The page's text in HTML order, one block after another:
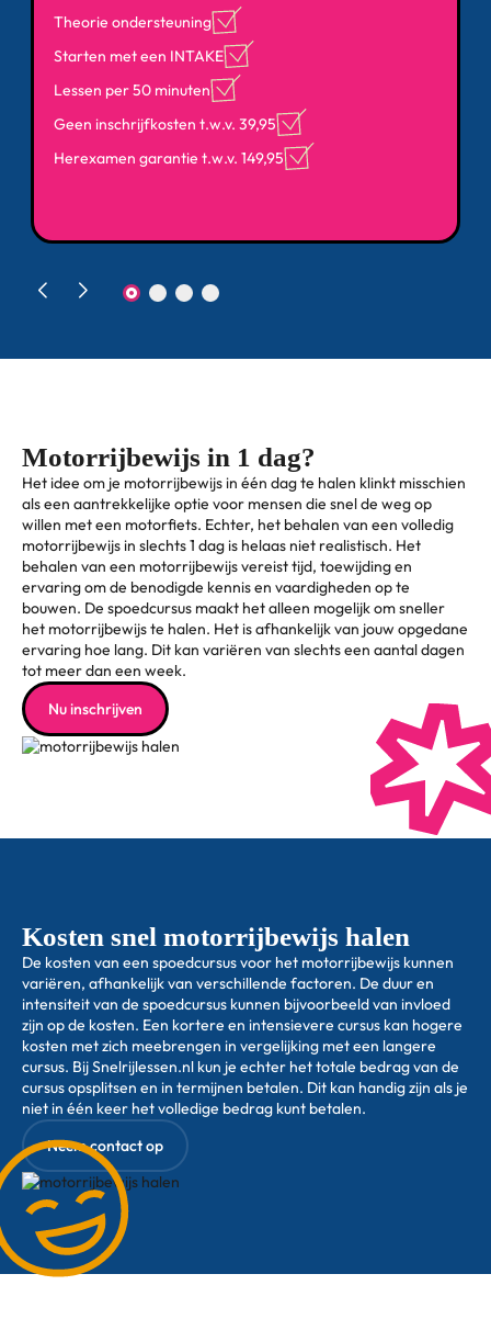
Theorie ondersteuning
Starten met een INTAKE
Lessen per 50 minuten
Geen inschrijfkosten t.w.v. 39,95
Herexamen garantie t.w.v. 149,95
Motorrijbewijs in 1 dag?
Het idee om je motorrijbewijs in één dag te halen klinkt misschien
als een aantrekkelijke optie voor mensen die snel de weg op
willen met een motorfiets. Echter, het behalen van een volledig
motorrijbewijs in slechts 1 dag is helaas niet realistisch. Het
behalen van een motorrijbewijs vereist tijd, toewijding en
ervaring om de benodigde kennis en vaardigheden op te
bouwen. De spoedcursus maakt het alleen mogelijk om sneller
het motorrijbewijs te halen. Het is afhankelijk van jouw opgedane
ervaring hoe lang. Dit kan variëren van slechts een aantal dagen
tot meer dan een week.
Nu inschrijven
Kosten snel motorrijbewijs halen
De kosten van een spoedcursus voor het motorrijbewijs kunnen
variëren, afhankelijk van verschillende factoren. De duur en
intensiteit van de spoedcursus kunnen bijvoorbeeld van invloed
zijn op de kosten. Een kortere en intensievere cursus kan hogere
kosten met zich meebrengen in vergelijking met een langere
cursus. Bij Snelrijlessen.nl kun je echter het totale bedrag van de
cursus opsplitsen en in termijnen betalen. Dit kan handig zijn als je
niet in één keer het volledige bedrag kunt betalen.
Neem contact op